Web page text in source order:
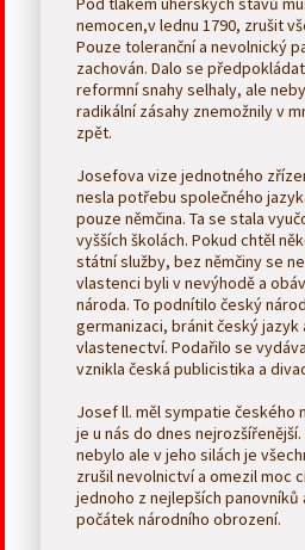
nemocen,v lednu 1790, zrušit
Pouze toleranční a nevolnický
zachován. Dalo se
reformní snahy selhaly, ale
radikální zásahy znemožnily v
zpět.
Josefova vize jednotného
nesla potřebu společného
pouze němčina. Ta se stala
vyšších školách. Pokud chtěl
státní služby, bez němčiny se
vlastenci byli v nevýhodě a
národa. To podnítilo český
germanizaci, bránit český
vlastenectví. Podařilo se
vznikla česká publicistika a
Josef ll. měl sympatie českého
je u nás do dnes
nebylo ale v jeho silách je
zrušil nevolnictví a omezil moc
jednoho z nejlepších panovníků
počátek národního obrození.